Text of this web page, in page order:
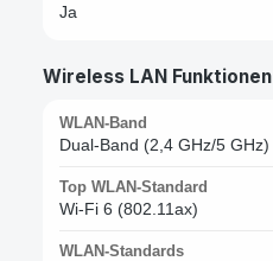
Ja
Wireless LAN Funktionen
WLAN-Band
Dual-Band (2,4 GHz/5 GHz)
Top WLAN-Standard
Wi-Fi 6 (802.11ax)
WLAN-Standards